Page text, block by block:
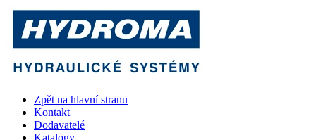
Zpět na hlavní stranu
Kontakt
Dodavatelé
Katalogy